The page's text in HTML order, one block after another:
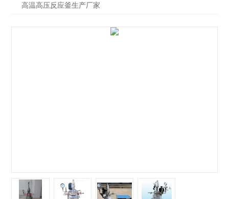
高温高压反应釜生产厂家